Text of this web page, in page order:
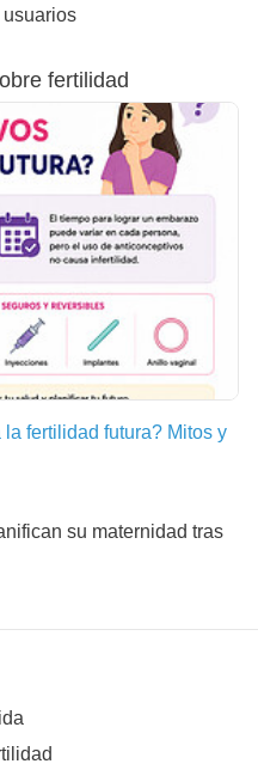
fertilidad
fertilidad futura? Mitos y
su maternidad tras